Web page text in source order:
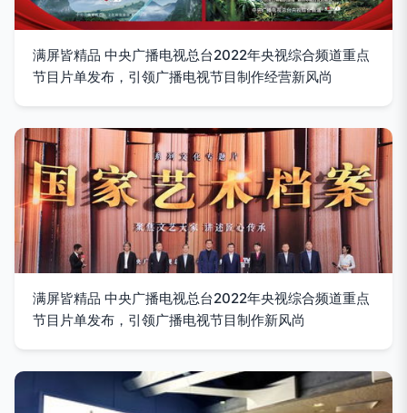
满屏皆精品 中央广播电视总台2022年央视综合频道重点
节目片单发布，引领广播电视节目制作经营新风尚
满屏皆精品 中央广播电视总台2022年央视综合频道重点
节目片单发布，引领广播电视节目制作新风尚